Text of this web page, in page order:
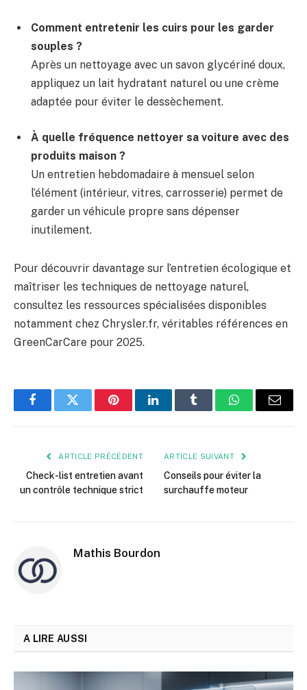
Comment entretenir les cuirs pour les garder
souples ?
Après un nettoyage avec un savon glycériné doux,
appliquez un lait hydratant naturel ou une crème
adaptée pour éviter le dessèchement.
À quelle fréquence nettoyer sa voiture avec des
produits maison ?
Un entretien hebdomadaire à mensuel selon
l’élément (intérieur, vitres, carrosserie) permet de
garder un véhicule propre sans dépenser
inutilement.
Pour découvrir davantage sur l’entretien écologique et
maîtriser les techniques de nettoyage naturel,
consultez les ressources spécialisées disponibles
notamment chez Chrysler.fr, véritables références en
GreenCarCare pour 2025.
FacebookTwitter PinterestLinkedInTumblr WhatsApp
E-
ARTICLE PRÉCÉDENT
Check-list entretien avant
un contrôle technique strict
ARTICLE SUIVANT
Conseils pour éviter la
surchauffe moteur
Mathis Bourdon
A LIRE AUSSI